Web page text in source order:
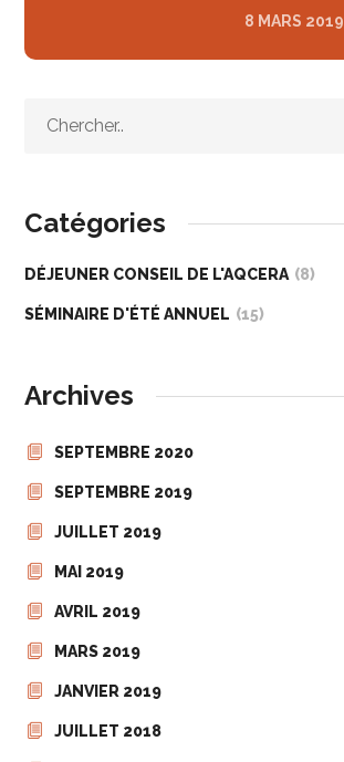
8 MARS 2019
Catégories
DÉJEUNER CONSEIL DE L'AQCERA (8)
SÉMINAIRE D'ÉTÉ ANNUEL (15)
Archives
SEPTEMBRE 2020
SEPTEMBRE 2019
JUILLET 2019
MAI 2019
AVRIL 2019
MARS 2019
JANVIER 2019
JUILLET 2018